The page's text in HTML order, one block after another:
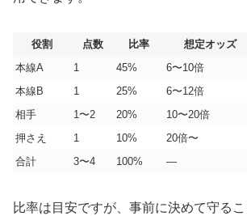
役割 点数 比率 想定オッズ
本線A
1 45% 6〜10倍
本線B
1 25% 6〜12倍
相手
1〜2 20% 10〜20倍
押さえ
1 10% 20倍〜
合計
3〜4 100% —
比率は目安ですが、事前に決めて守る